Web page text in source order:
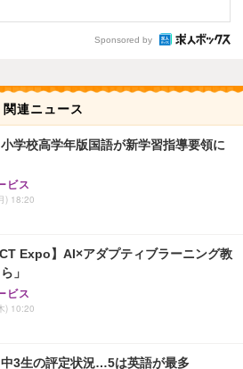
Sponsored by
関連ニュース
学校高学年版国語が新学習指導要領に
ビス
) 18:20
Expo】AI×アダプティブラーニング教
」
ビス
) 10:20
3生の評定状況…5は英語が最多